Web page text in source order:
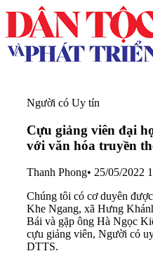
Người có Uy tín
Cựu giảng viên đại
với văn hóa truyền
Thanh Phong• 25/05/2022
Chúng tôi có cơ duyên
Khe Ngang, xã Hưng
Bái và gặp ông Hà Ngọc
cựu giảng viên, Người có
DTTS.